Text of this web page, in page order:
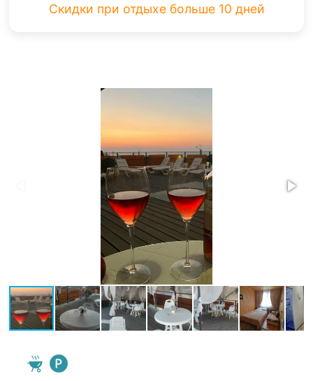
Скидки при отдыхе больше 10 дней